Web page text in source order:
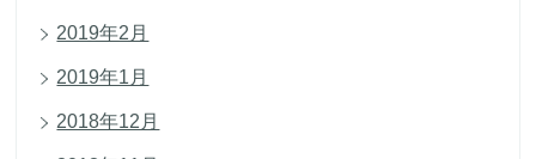
2019年2月
2019年1月
2018年12月